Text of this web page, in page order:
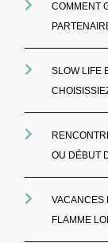
COMMENT
SLOW LIFE
OU DÉBUT
VACANCES
FLAMME